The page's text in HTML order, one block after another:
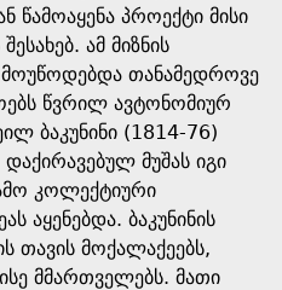
წამოაყენა პროექტი მისი
ამ მიზნის
თანამედროვე
წვრილ ავტონომიურ
ბაკუნინი (1814-76)
მუშას იგი
კოლექტიური
აყენებდა. ბაკუნინის
თავის მოქალაქეებს,
მმართველებს. მათი